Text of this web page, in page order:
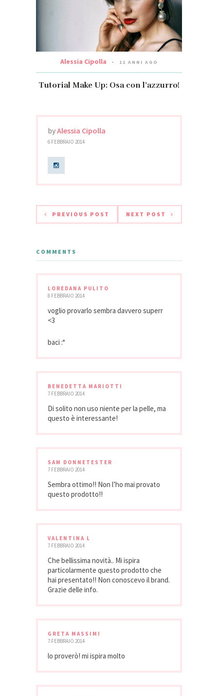
Alessia Cipolla 11 ANNI AGO
Tutorial Make Up: Osa con l’azzurro!
byAlessia Cipolla
6 FEBBRAIO 2014
PREVIOUS POST NEXT POST
COMMENTS
LOREDANA PULITO
8 FEBBRAIO 2014
voglio provarlo sembra davvero superr
<3
baci :*
BENEDETTA MARIOTTI
7 FEBBRAIO 2014
Di solito non uso niente per la pelle, ma
questo è interessante!
SAM DONNETESTER
7 FEBBRAIO 2014
Sembra ottimo!! Non l’ho mai provato
questo prodotto!!
VALENTINA L
7 FEBBRAIO 2014
Che bellissima novità.. Mi ispira
particolarmente questo prodotto che
hai presentato!! Non conoscevo il brand.
Grazie delle info.
GRETA MASSIMI
7 FEBBRAIO 2014
lo proverò! mi ispira molto